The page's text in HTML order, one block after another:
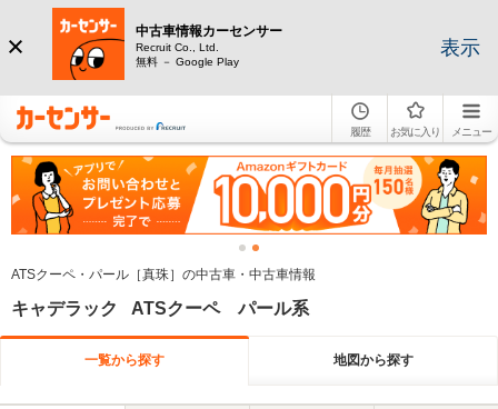
中古車情報カーセンサー
Recruit Co., Ltd.
無料 － Google Play
表示
履歴 お気に入り メニュー
ATSクーペ・パール［真珠］の中古車・中古車情報
キャデラック ATSクーペ パール系
一覧から探す 地図から探す